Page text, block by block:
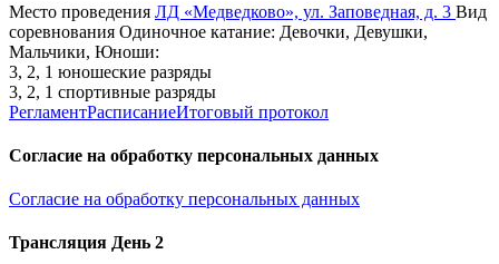
Место проведения ЛД «Медведково», ул. Заповедная, д. 3 Вид
соревнования Одиночное катание: Девочки, Девушки,
Мальчики, Юноши:
3, 2, 1 юношеские разряды
3, 2, 1 спортивные разряды
РегламентРасписаниеИтоговый протокол
Согласие на обработку персональных данных
Согласие на обработку персональных данных
Трансляция День 2